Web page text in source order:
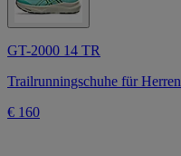
GT-2000 14 TR
Trailrunningschuhe für Herren
€ 160